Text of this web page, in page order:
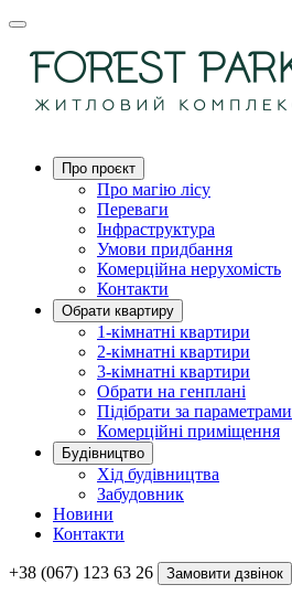
Про проєкт
Про магію ліcу
Переваги
Інфраструктура
Умови придбання
Комерційна нерухомість
Контакти
Обрати квартиру
1-кімнатні квартири
2-кімнатні квартири
3-кімнатні квартири
Обрати на генплані
Підібрати за параметрами
Комерційні приміщення
Будівництво
Хід будівництва
Забудовник
Новини
Контакти
+38 (067) 123 63 26 Замовити дзвінок